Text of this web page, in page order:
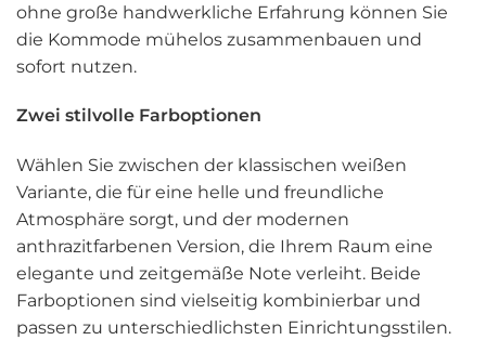
ohne große handwerkliche Erfahrung können Sie
die Kommode mühelos zusammenbauen und
sofort nutzen.
Zwei stilvolle Farboptionen
Wählen Sie zwischen der klassischen weißen
Variante, die für eine helle und freundliche
Atmosphäre sorgt, und der modernen
anthrazitfarbenen Version, die Ihrem Raum eine
elegante und zeitgemäße Note verleiht. Beide
Farboptionen sind vielseitig kombinierbar und
passen zu unterschiedlichsten Einrichtungsstilen.